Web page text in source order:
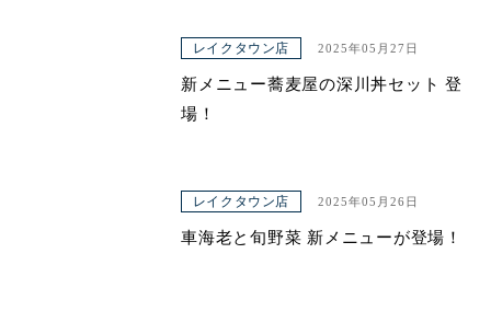
レイクタウン店 2025年05月27日
新メニュー蕎麦屋の深川丼セット 登
場！
レイクタウン店 2025年05月26日
車海老と旬野菜 新メニューが登場！